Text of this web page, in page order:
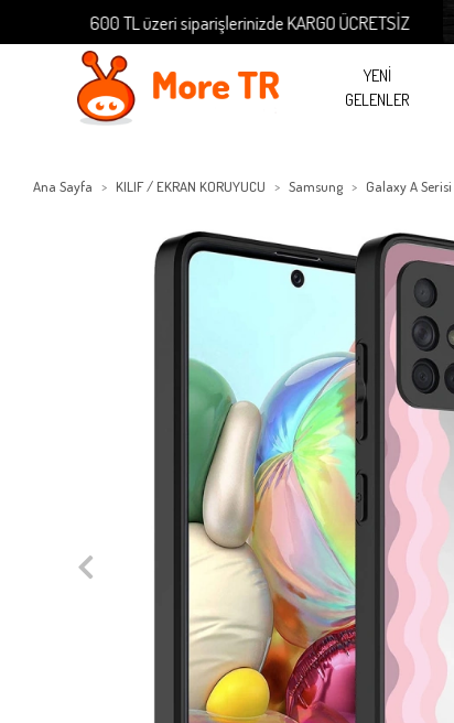
600 TL üzeri siparişlerinizde KARGO ÜCRETSİZ
YENİ
GELENLER
Ana Sayfa KILIF / EKRAN KORUYUCU Samsung Galaxy A Serisi